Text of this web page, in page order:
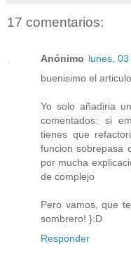
17 comentarios:
Anónimo lunes,
buenisimo el
Yo solo añadiria
comentados: si
tienes que
funcion sobrepasa
por mucha
de complejo
Pero vamos, que
sombrero! }:D
Responder